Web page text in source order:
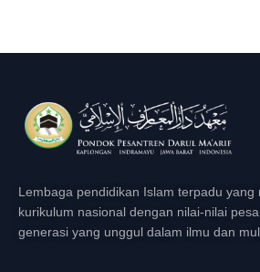
Lembaga pendidikan Islam terpadu yang
kurikulum nasional dengan nilai-nilai
generasi yang unggul dalam ilmu dan